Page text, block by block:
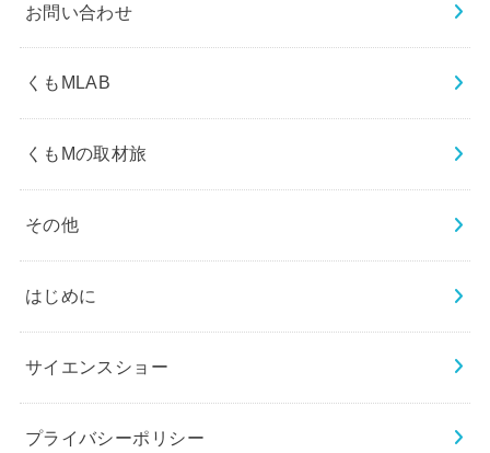
お問い合わせ
くもMLAB
くもMの取材旅
その他
はじめに
サイエンスショー
プライバシーポリシー